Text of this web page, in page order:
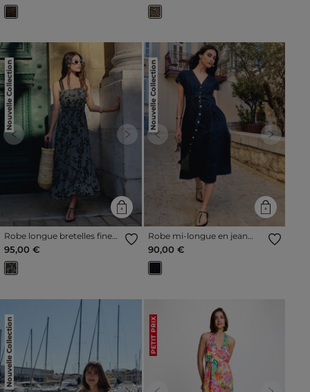
Nouvelle Collection
Previous Next
Robe longue bretelles fines
multicolore femme
95,00 €
Nouvelle Collection
Previous Next
Robe mi-longue en jean
bleu femme
90,00 €
Nouvelle Collection PETIT PRIX